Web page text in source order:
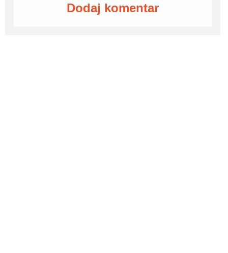
Dodaj komentar